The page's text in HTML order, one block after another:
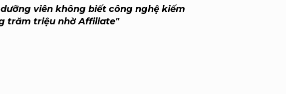
viên không biết công nghệ kiếm
trăm triệu nhờ Affiliate"